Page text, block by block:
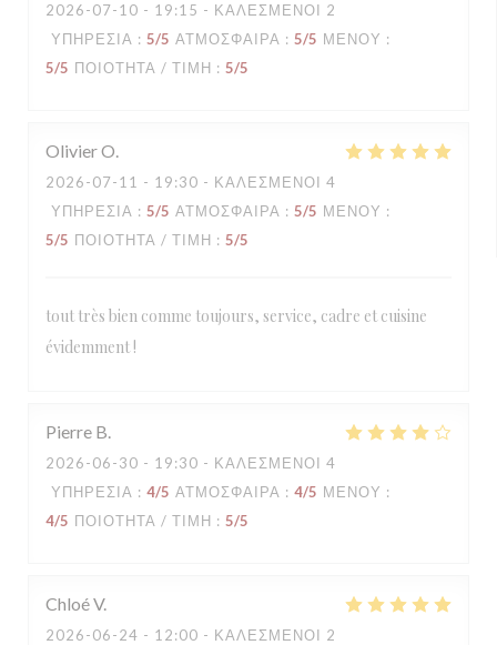
2026-07-10 - 19:15 - ΚΑΛΕΣΜΈΝΟΙ 2
ΥΠΗΡΕΣΊΑ : 5/5 ΑΤΜΌΣΦΑΙΡΑ : 5/5 ΜΕΝΟΎ :
5/5 ΠΟΙΌΤΗΤΑ / ΤΙΜΉ : 5/5
OlivierO
2026-07-11 - 19:30 - ΚΑΛΕΣΜΈΝΟΙ 4
ΥΠΗΡΕΣΊΑ : 5/5 ΑΤΜΌΣΦΑΙΡΑ : 5/5 ΜΕΝΟΎ :
5/5 ΠΟΙΌΤΗΤΑ / ΤΙΜΉ : 5/5
tout très bien comme toujours, service, cadre et cuisine
évidemment !
Pierre B
2026-06-30 - 19:30 - ΚΑΛΕΣΜΈΝΟΙ 4
ΥΠΗΡΕΣΊΑ : 4/5 ΑΤΜΌΣΦΑΙΡΑ : 4/5 ΜΕΝΟΎ :
4/5 ΠΟΙΌΤΗΤΑ / ΤΙΜΉ : 5/5
ChloéV
2026-06-24 - 12:00 - ΚΑΛΕΣΜΈΝΟΙ 2